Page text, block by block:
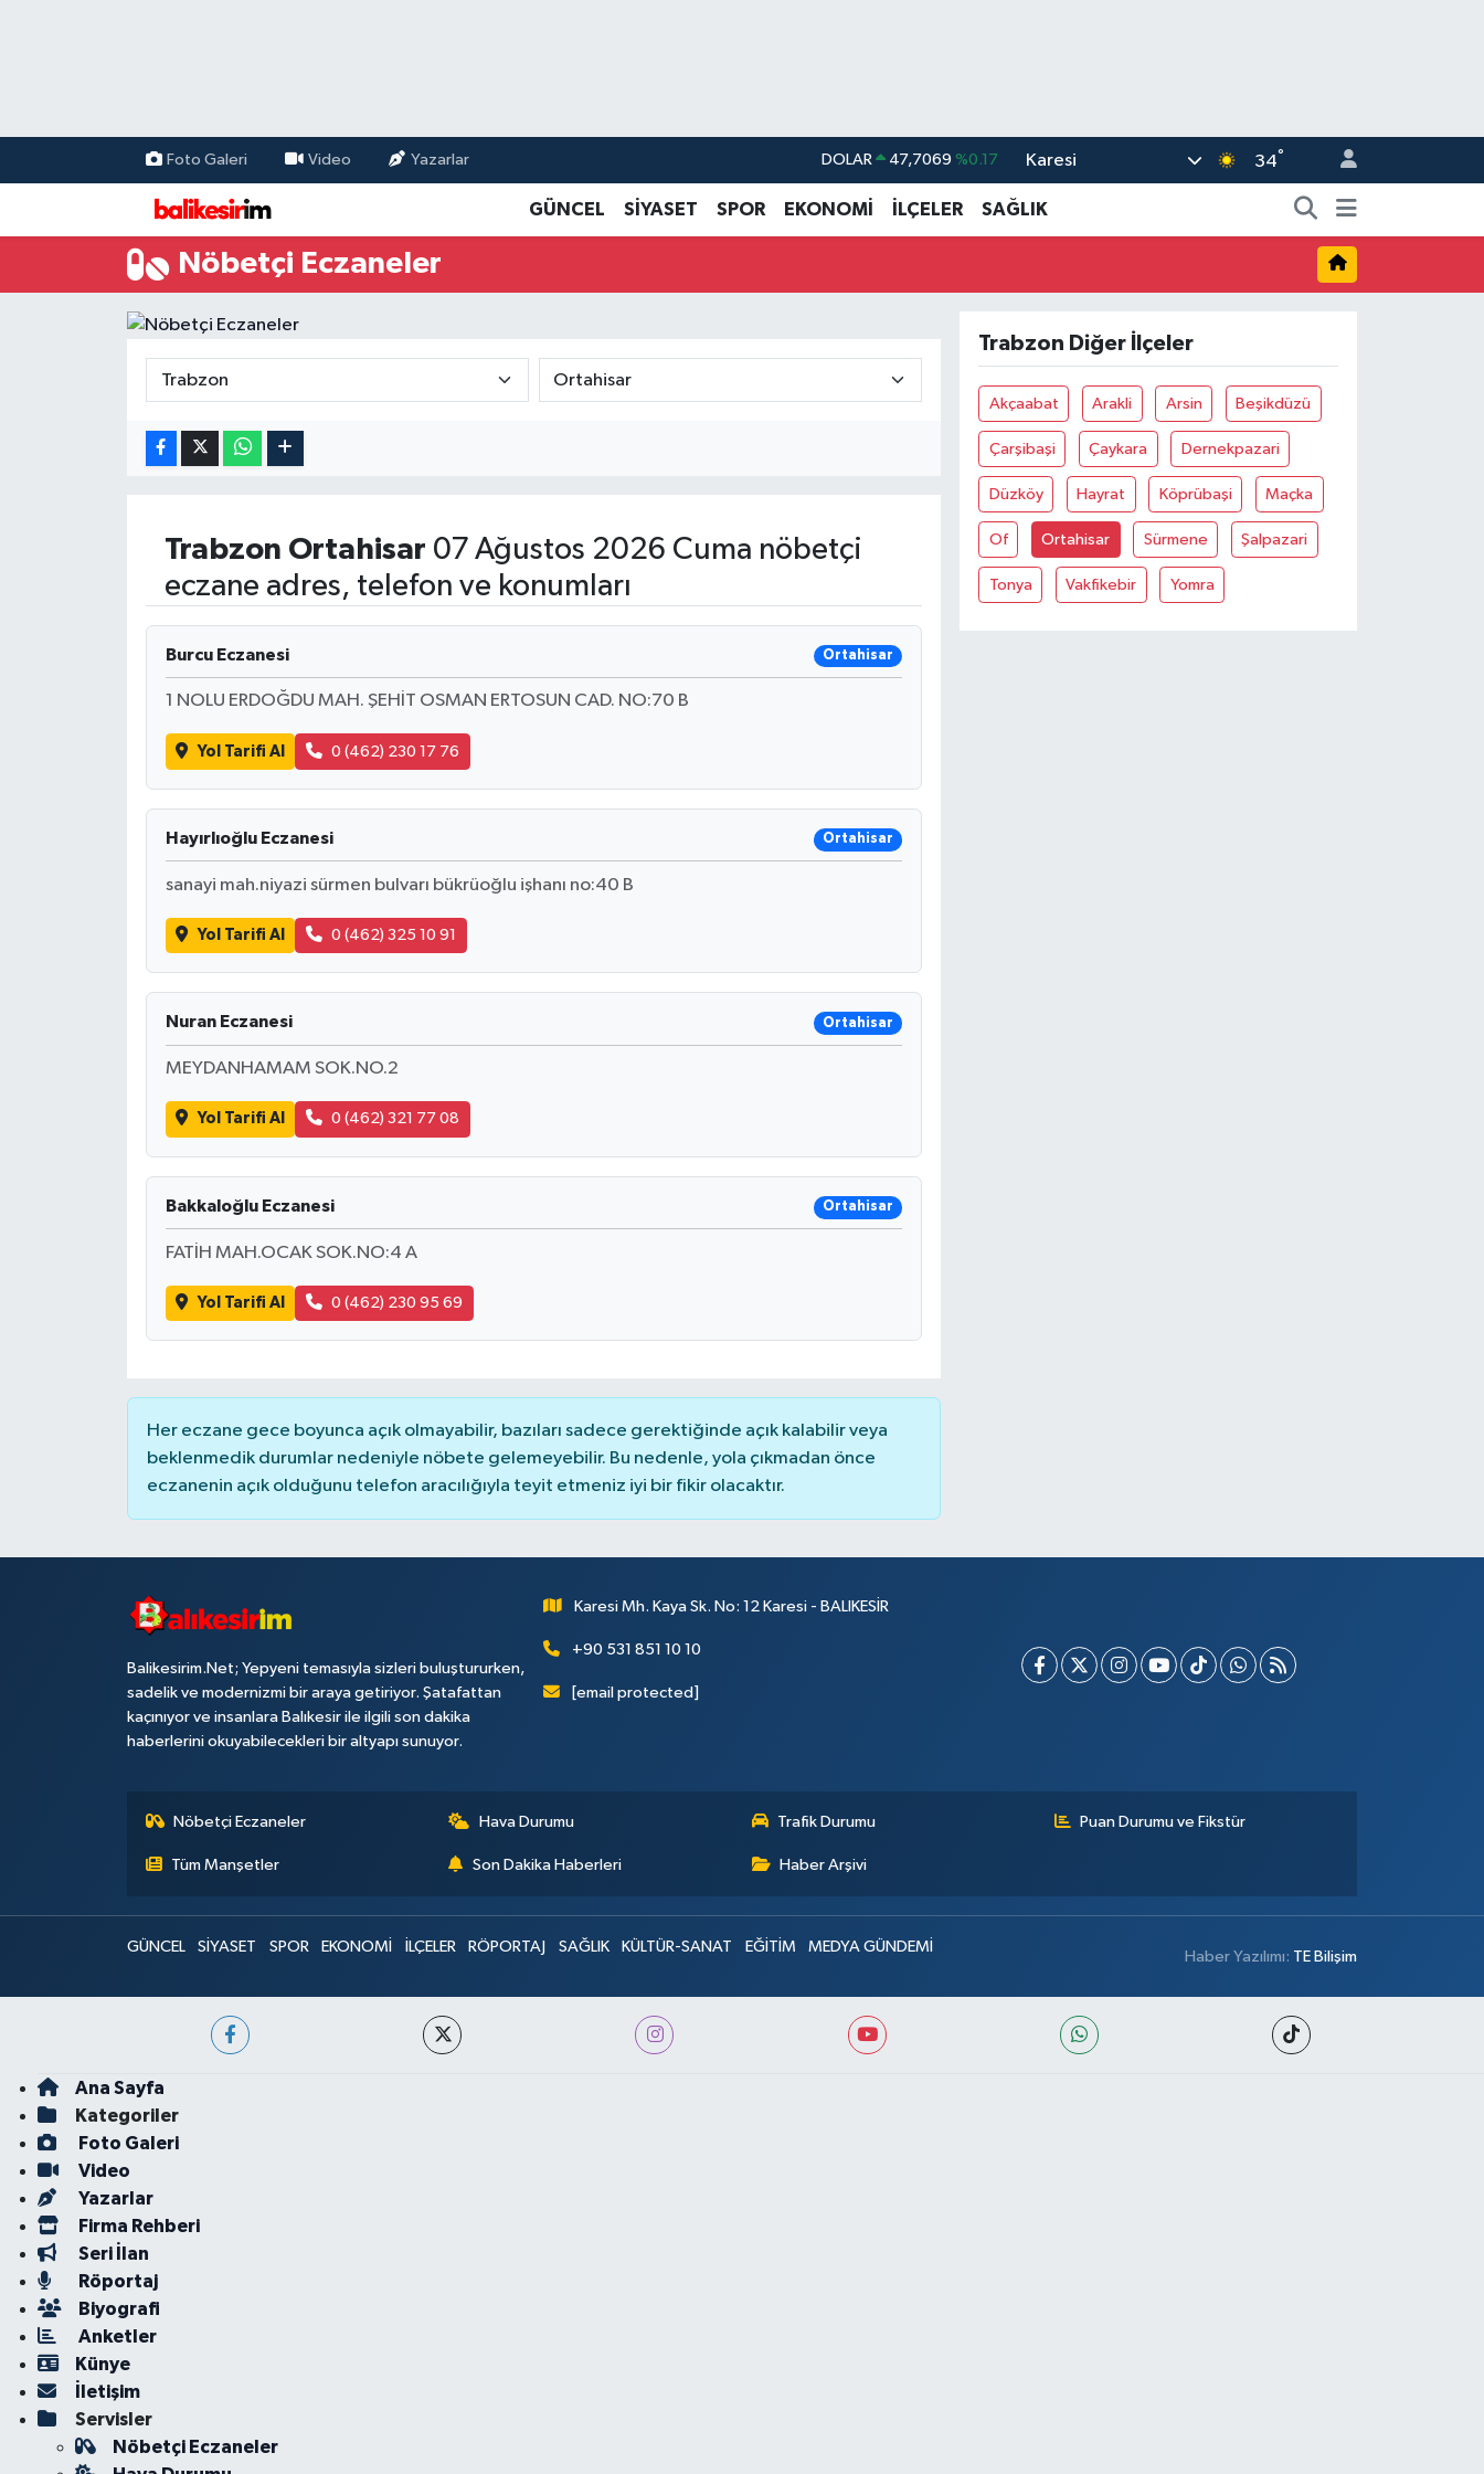
Foto Galeri Video Yazarlar DOLAR 47,7069 %0.17
EURO 55,0265 %0.01
STERLİN 64,1897 %0.02
BITCOIN 65.130,04
Karesi 34°
GÜNCEL SİYASET SPOR EKONOMİ İLÇELER SAĞLIK
Nöbetçi Eczaneler
Trabzon Ortahisar 07 Ağustos 2026 Cuma nöbetçi
eczane adres, telefon ve konumları
Burcu Eczanesi Ortahisar
1 NOLU ERDOĞDU MAH. ŞEHİT OSMAN ERTOSUN CAD. NO:70 B
Yol Tarifi Al 0 (462) 230 17 76
Hayırlıoğlu Eczanesi Ortahisar
sanayi mah.niyazi sürmen bulvarı bükrüoğlu işhanı no:40 B
Yol Tarifi Al 0 (462) 325 10 91
Nuran Eczanesi Ortahisar
MEYDANHAMAM SOK.NO.2
Yol Tarifi Al 0 (462) 321 77 08
Bakkaloğlu Eczanesi Ortahisar
FATİH MAH.OCAK SOK.NO:4 A
Yol Tarifi Al 0 (462) 230 95 69
Her eczane gece boyunca açık olmayabilir, bazıları sadece gerektiğinde açık kalabilir veya
beklenmedik durumlar nedeniyle nöbete gelemeyebilir. Bu nedenle, yola çıkmadan önce
eczanenin açık olduğunu telefon aracılığıyla teyit etmeniz iyi bir fikir olacaktır.
Trabzon Diğer İlçeler
Akçaabat Arakli Arsin Beşikdüzü
Çarşibaşi Çaykara Dernekpazari
Düzköy Hayrat Köprübaşi Maçka
Of Ortahisar Sürmene Şalpazari
Tonya Vakfikebir Yomra
Balikesirim.Net; Yepyeni temasıyla sizleri buluştururken,
sadelik ve modernizmi bir araya getiriyor. Şatafattan
kaçınıyor ve insanlara Balıkesir ile ilgili son dakika
haberlerini okuyabilecekleri bir altyapı sunuyor.
Karesi Mh. Kaya Sk. No: 12 Karesi - BALIKESİR
+90 531 851 10 10
[email protected]
Nöbetçi Eczaneler Hava Durumu Trafik Durumu Puan Durumu ve Fikstür
Tüm Manşetler Son Dakika Haberleri Haber Arşivi
GÜNCEL SİYASET SPOR EKONOMİ İLÇELER RÖPORTAJ SAĞLIK KÜLTÜR-SANAT EĞİTİM MEDYA GÜNDEMİ
Haber Yazılımı: TE Bilişim
Ana Sayfa
Kategoriler
Foto Galeri
Video
Yazarlar
Firma Rehberi
Seri İlan
Röportaj
Biyografi
Anketler
Künye
İletişim
Servisler
Nöbetçi Eczaneler